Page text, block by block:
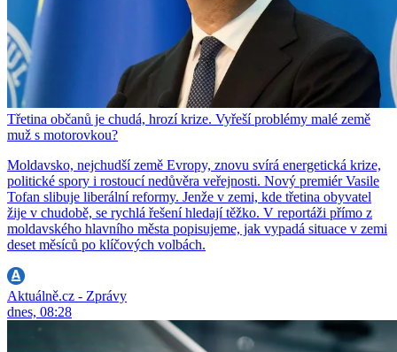
Třetina občanů je chudá, hrozí krize. Vyřeší problémy malé země
muž s motorovkou?
Moldavsko, nejchudší země Evropy, znovu svírá energetická krize,
politické spory i rostoucí nedůvěra veřejnosti. Nový premiér Vasile
Tofan slibuje liberální reformy. Jenže v zemi, kde třetina obyvatel
žije v chudobě, se rychlá řešení hledají těžko. V reportáži přímo z
moldavského hlavního města popisujeme, jak vypadá situace v zemi
deset měsíců po klíčových volbách.
Aktuálně.cz - Zprávy
dnes, 08:28